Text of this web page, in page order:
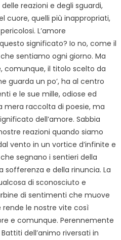
reazioni e degli sguardi,
cuore, quelli più inappropriati,
L’amore
significato? Io no, come il
sentiamo ogni giorno. Ma
comunque, il titolo scelto da
guarda un po’, ha al centro
e le sue mille, odiose ed
mera raccolta di poesie, ma
dell’amore. Sabbia
reazioni quando siamo
vento in un vortice d’infinite e
segnano i sentieri della
sofferenza e della rinuncia. La
di sconosciuto e
di sentimenti che muove
rende le nostre vite così
e comunque. Perennemente
dell’animo riversati in